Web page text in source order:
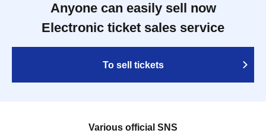
Anyone can easily sell now
Electronic ticket sales service
To sell tickets
Various official SNS